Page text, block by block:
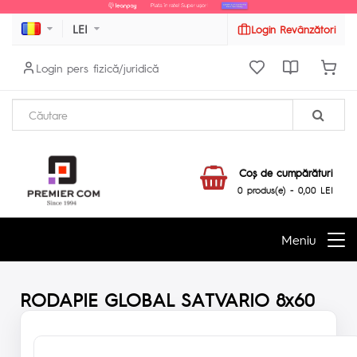
LEI Login Revânzători
Login pers fizică/juridică
Coş de cumpărături
0 produs(e) - 0,00 LEI
Meniu
RODAPIE GLOBAL SATVARIO 8x60